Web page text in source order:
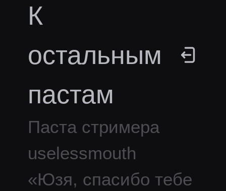
К
остальным
пастам
Паста стримера
uselessmouth
«Юзя, спасибо тебе